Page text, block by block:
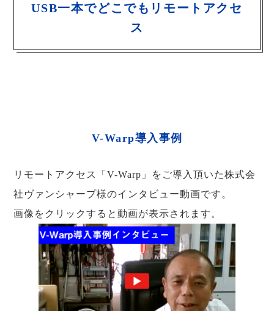
USB一本でどこでもリモートアクセ
ス
V-Warp導入事例
リモートアクセス「V-Warp」をご導入頂いた株式会
社ヴァンシャープ様のインタビュー動画です。
画像をクリックすると動画が表示されます。